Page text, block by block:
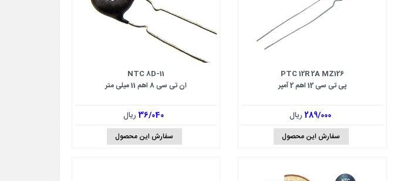
PTC 12R 2A MZ126
پی تی سی 12 اهم 2 آمپر
289/000ریال
سفارش این محصول
NTC 8D-11
ان تی سی 8 اهم 11 میلی متر
36/040ریال
سفارش این محصول